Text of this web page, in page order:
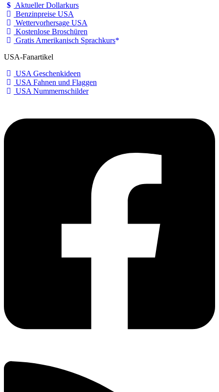
Aktueller Dollarkurs
Benzinpreise USA
Wettervorhersage USA
Kostenlose Broschüren
Gratis Amerikanisch Sprachkurs
USA-Fanartikel
USA Geschenkideen
USA Fahnen und Flaggen
USA Nummernschilder